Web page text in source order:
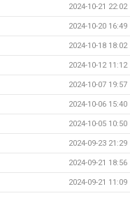
2024-10-21 22:02
2024-10-20 16:49
2024-10-18 18:02
2024-10-12 11:12
2024-10-07 19:57
2024-10-06 15:40
2024-10-05 10:50
2024-09-23 21:29
2024-09-21 18:56
2024-09-21 11:09